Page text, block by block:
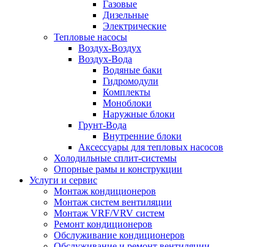
Газовые
Дизельные
Электрические
Тепловые насосы
Воздух-Воздух
Воздух-Вода
Водяные баки
Гидромодули
Комплекты
Моноблоки
Наружные блоки
Грунт-Вода
Внутренние блоки
Аксессуары для тепловых насосов
Холодильные сплит-системы
Опорные рамы и конструкции
Услуги и сервис
Монтаж кондиционеров
Монтаж систем вентиляции
Монтаж VRF/VRV систем
Ремонт кондиционеров
Обслуживание кондиционеров